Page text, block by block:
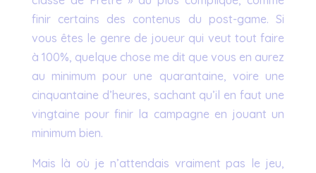
finir certains des contenus du post-game. Si
vous êtes le genre de joueur qui veut tout faire
à 100%, quelque chose me dit que vous en aurez
au minimum pour une quarantaine, voire une
cinquantaine d’heures, sachant qu’il en faut une
vingtaine pour finir la campagne en jouant un
minimum bien.
Mais là où je n’attendais vraiment pas le jeu,